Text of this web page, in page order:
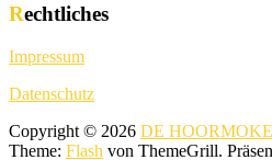
Rechtliches
Impressum
Datenschutz
Copyright © 2026 DE
Theme: Flash von ThemeGrill.